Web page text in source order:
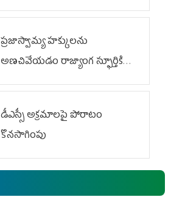
ప్రజాస్వామ్య హక్కులను
అణచివేయడం రాజ్యాంగ స్ఫూర్తికి
విరుద్ధం
డీఎస్సీ అక్రమాలపై పోరాటం
కొనసాగింపు